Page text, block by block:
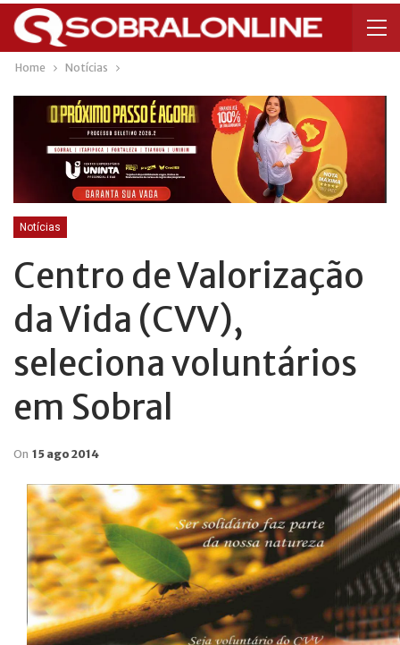
Home Notícias
Notícias
Centro de Valorização
da Vida (CVV),
seleciona voluntários
em Sobral
On 15 ago 2014